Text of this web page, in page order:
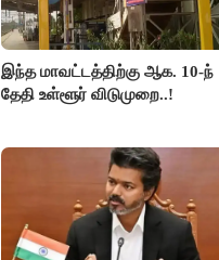
இந்த மாவட்டத்திற்கு ஆக. 10-ந்
தேதி உள்ளூர் விடுமுறை..!